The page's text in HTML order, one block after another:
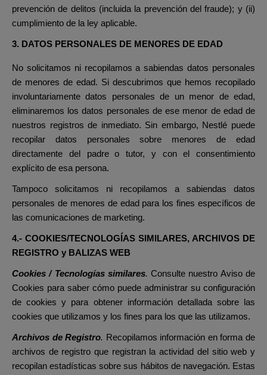
prevención de delitos (incluida la prevención del fraude); y (ii)
cumplimiento de la ley aplicable.
3. DATOS PERSONALES DE MENORES DE EDAD
No solicitamos ni recopilamos a sabiendas datos personales
de menores de edad. Si descubrimos que hemos recopilado
involuntariamente datos personales de un menor de edad,
eliminaremos los datos personales de ese menor de edad de
nuestros registros de inmediato. Sin embargo, Nestlé puede
recopilar datos personales sobre menores de edad
directamente del padre
o tutor, y con el consentimiento
explícito de esa persona.
Tampoco solicitamos ni recopilamos a sabiendas datos
personales de menores de edad para los fines específicos de
las comunicaciones de marketing.
4.- COOKIES/TECNOLOGÍAS SIMILARES, ARCHIVOS DE
REGISTRO y BALIZAS WEB
Cookies / Tecnologías similares. Consulte nuestro Aviso de
Cookies para saber cómo puede administrar su configuración
de cookies y para obtener información detallada sobre las
cookies que utilizamos y los fines para los que las utilizamos.
Archivos de Registro. Recopilamos información en forma de
archivos de registro que registran la actividad del sitio web y
recopilan estadísticas sobre sus hábitos de navegación. Estas